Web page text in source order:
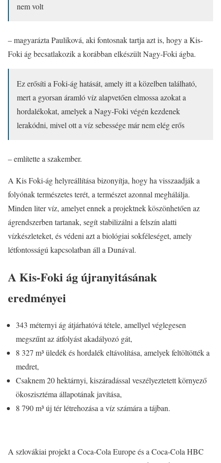
nem volt
– magyarázta Pauliková, aki fontosnak tartja azt is, hogy a Kis-
Foki ág becsatlakozik a korábban elkészült Nagy-Foki ágba.
Ez erősíti a Foki-ág hatását, amely itt a közelben található,
mert a gyorsan áramló víz alapvetően elmossa azokat a
hordalékokat, amelyek a Nagy-Foki végén kezdenek
lerakódni, mivel ott a víz sebessége már nem elég erős
– említette a szakember.
A Kis Foki-ág helyreállítása bizonyítja, hogy ha visszaadják a
folyónak természetes terét, a természet azonnal meghálálja.
Minden liter víz, amelyet ennek a projektnek köszönhetően az
ágrendszerben tartanak, segít stabilizálni a felszín alatti
vízkészleteket, és védeni azt a biológiai sokféleséget, amely
létfontosságú kapcsolatban áll a Dunával.
A Kis-Foki ág újranyitásának
eredményei
343 méternyi ág átjárhatóvá tétele, amellyel véglegesen
megszűnt az átfolyást akadályozó gát,
8 327 m³ üledék és hordalék eltávolítása, amelyek feltöltötték a
medret,
Csaknem 20 hektárnyi, kiszáradással veszélyeztetett környező
ökoszisztéma állapotának javítása,
8 790 m³ új tér létrehozása a víz számára a tájban.
A szlovákiai projekt a Coca-Cola Europe és a Coca-Cola HBC